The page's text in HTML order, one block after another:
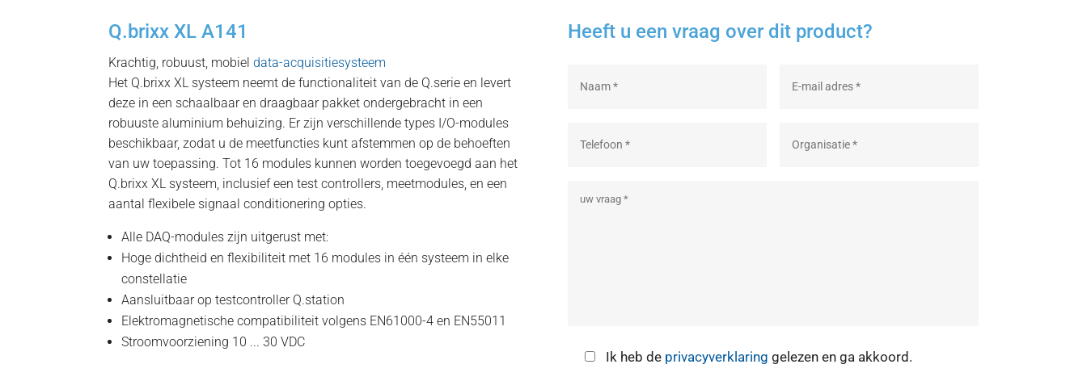
Q.brixx XL A141
Krachtig, robuust, mobieldata-acquisitiesysteem
Het Q.brixx XL systeem neemt de functionaliteit van de Q.serie en levert
deze in een schaalbaar en draagbaar pakket ondergebracht in een
robuuste aluminium behuizing. Er zijn verschillende types I/O-modules
beschikbaar, zodat u de meetfuncties kunt afstemmen op de behoeften
van uw toepassing. Tot 16 modules kunnen worden toegevoegd aan het
Q.brixx XL systeem, inclusief een test controllers, meetmodules, en een
aantal flexibele signaal conditionering opties.
Alle DAQ-modules zijn uitgerust met:
Hoge dichtheid en flexibiliteit met 16 modules in één systeem in elke
constellatie
Aansluitbaar op testcontroller Q.station
Elektromagnetische compatibiliteit volgens EN61000-4 en EN55011
Stroomvoorziening 10 ... 30 VDC
Heeft u een vraag over dit product?
Ik heb de privacyverklaring gelezen en ga akkoord.